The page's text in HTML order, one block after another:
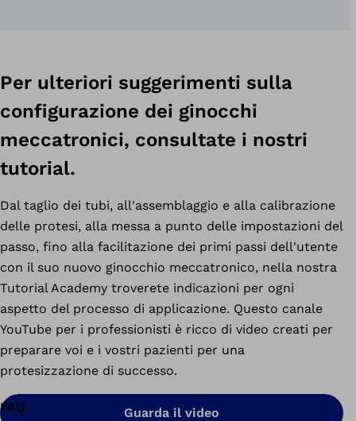
Per ulteriori suggerimenti sulla
configurazione dei ginocchi
meccatronici, consultate i nostri
tutorial.
Dal taglio dei tubi, all'assemblaggio e alla calibrazione
delle protesi, alla messa a punto delle impostazioni del
passo, fino alla facilitazione dei primi passi dell'utente
con il suo nuovo ginocchio meccatronico, nella nostra
Tutorial Academy troverete indicazioni per ogni
aspetto del processo di applicazione. Questo canale
YouTube per i professionisti è ricco di video creati per
preparare voi e i vostri pazienti per una
protesizzazione di successo.
Guarda il video
FAQ